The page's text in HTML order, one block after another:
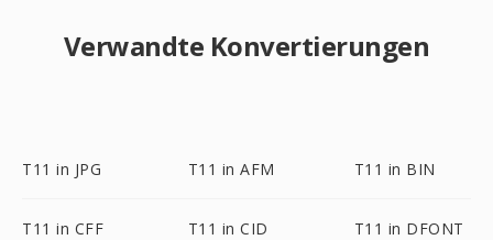
Verwandte Konvertierungen
T11 in JPG T11 in AFM T11 in BIN
T11 in CFF T11 in CID T11 in DFONT